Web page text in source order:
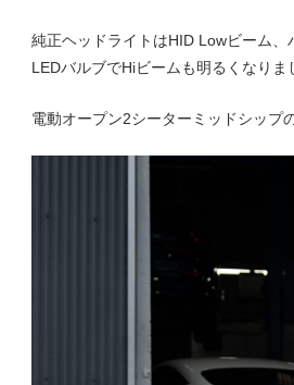
純正ヘッドライトはHID Lowビーム、
LEDバルブでHiビームも明るくなりま
電動オープン2シーターミッドシップ